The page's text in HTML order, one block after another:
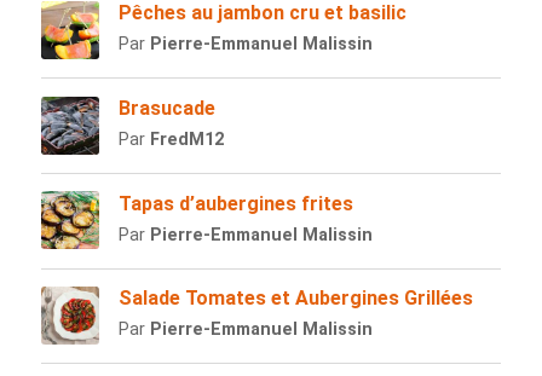
Pêches au jambon cru et basilic
Par Pierre-Emmanuel Malissin
Brasucade
Par FredM12
Tapas d’aubergines frites
Par Pierre-Emmanuel Malissin
Salade Tomates et Aubergines Grillées
Par Pierre-Emmanuel Malissin